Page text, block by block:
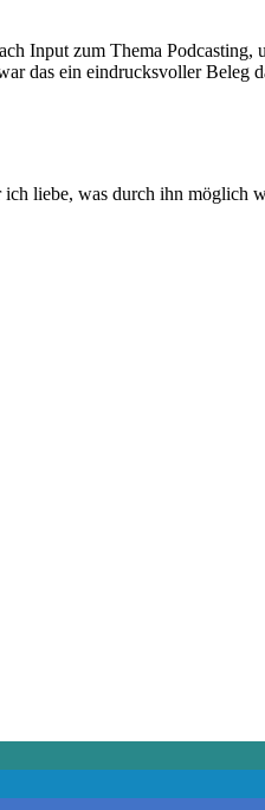
Input zum Thema Podcasting,
das ein eindrucksvoller
ich liebe, was durch ihn möglich